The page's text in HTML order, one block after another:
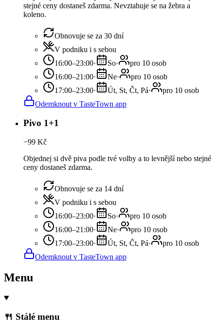
stejné ceny dostaneš zdarma. Nevztahuje se na žebra a
koleno.
Obnovuje se za 30 dní
V podniku i s sebou
16:00–23:00· So·
pro 10 osob
16:00–21:00· Ne·
pro 10 osob
17:00–23:00· Út, St, Čt, Pá·
pro 10 osob
Odemknout v TasteTown app
Pivo 1+1
−99 Kč
Objednej si dvě piva podle tvé volby a to levnější nebo stejné
ceny dostaneš zdarma.
Obnovuje se za 14 dní
V podniku i s sebou
16:00–23:00· So·
pro 10 osob
16:00–21:00· Ne·
pro 10 osob
17:00–23:00· Út, St, Čt, Pá·
pro 10 osob
Odemknout v TasteTown app
Menu
🍴 Stálé menu